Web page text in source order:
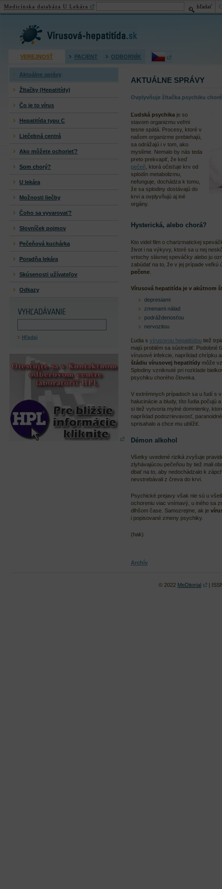
Virusová hepatitída (žltačka)
VEREJNOSŤ PACIENT ODBORNÍK
Aktuálne správy
Žltačky (Hepatitídy)
Čo je to vírus
Hepatitída typu C
Liečebná centrá
Ako môžete ochorieť?
Som chorý?
U lekára
Možnosti liečby
Čoho sa vyvarovať?
Slovníček pojmov
Pečeňová kuchárka
Poradňa lekára
Skúsenosti užívateľov
Odkazy
Hľadaj
AKTUÁLNE SPRÁVY
Ovplyvňuje žltačka psychiku
Ľudská psychika je so
stavom organizmu veľmi
tesne spätá. Procesy, ktoré v
našom organizme prebiehajú,
sa odrážajú i v tom, ako
myslíme. Nemalo by nás teda
preto prekvapiť, že keď
pečeň , ktorá očisťuje krv od
splodín metabolizmu,
nefunguje, dochádza k tomu,
že sa splodiny dostávajú do
krvi a ovplyvňujú aj iné
orgány.
Hysterická, alebo chorá?
Kto videl film o charizmatickej
život i na výkyvy, ktoré sa u nej
vrtochy slávnej speváčky alebo ju
zabúdať na to, že v jej prípade veľkú
pečene
Vírusová hepatitída je v akútnom
depresiami
zmenami nálad
podráždenosťou
nervozitou
Ľudia s vírusovou hepatitídou tiež
majú problém sa sústrediť. Podobné
vírusové infekcie, napríklad chrípku
štádiu vírusovej hepatitídy môže
Splodiny vzniknuté pri rozklade
psychiku chorého človeka.
V extrémnych prípadoch sa u ľudí s
halucinácie a bludy, títo ľudia počujú
si tiež vytvoria mylné domnienky,
napríklad podozrievavosť,
sprisahalo a chce mu ublížiť.
Démon alkohol
Všetky uvedené riziká zvyšuje
zlyhávajúcou pečeňou by tiež mali
dbať na to, aby nedochádzalo k
nevstrebávali z čreva do krvi.
Psychické prejavy však nie sú u
ochoreniu viac vnímavý, u iného sa
dlhšom čase. Samozrejme, ak je
i popisované zmeny psychiky.
(hak)
Archív
© 2022 MeDitorial |
Medicínska databáza U Lekára hľadať